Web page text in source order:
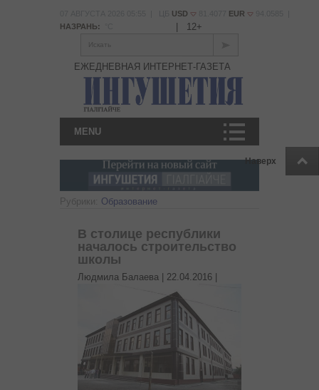
Наверх
USD EUR
НАЗРАНЬ:
12+
Искать
ЕЖЕДНЕВНАЯ ИНТЕРНЕТ-ГАЗЕТА
MENU
Рубрики: Образование
В столице республики
началось строительство
школы
Людмила Балаева | 22.04.2016